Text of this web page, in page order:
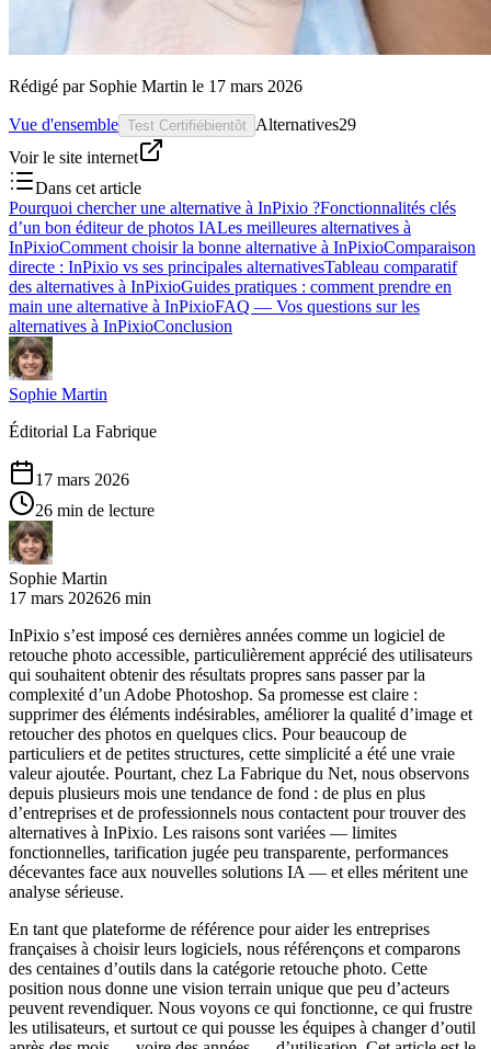
Rédigé par Sophie Martin le 17 mars 2026
Vue d'ensemble Test Certifiébientôt Alternatives29
Voir le site internet
Dans cet article
Pourquoi chercher une alternative à InPixio ?Fonctionnalités clés
d’un bon éditeur de photos IALes meilleures alternatives à
InPixioComment choisir la bonne alternative à InPixioComparaison
directe : InPixio vs ses principales alternativesTableau comparatif
des alternatives à InPixioGuides pratiques : comment prendre en
main une alternative à InPixioFAQ — Vos questions sur les
alternatives à InPixioConclusion
Sophie Martin
Éditorial La Fabrique
17 mars 2026
26 min de lecture
Sophie Martin
17 mars 202626 min
InPixio s’est imposé ces dernières années comme un logiciel de
retouche photo accessible, particulièrement apprécié des utilisateurs
qui souhaitent obtenir des résultats propres sans passer par la
complexité d’un Adobe Photoshop. Sa promesse est claire :
supprimer des éléments indésirables, améliorer la qualité d’image et
retoucher des photos en quelques clics. Pour beaucoup de
particuliers et de petites structures, cette simplicité a été une vraie
valeur ajoutée. Pourtant, chez La Fabrique du Net, nous observons
depuis plusieurs mois une tendance de fond : de plus en plus
d’entreprises et de professionnels nous contactent pour trouver des
alternatives à InPixio. Les raisons sont variées — limites
fonctionnelles, tarification jugée peu transparente, performances
décevantes face aux nouvelles solutions IA — et elles méritent une
analyse sérieuse.
En tant que plateforme de référence pour aider les entreprises
françaises à choisir leurs logiciels, nous référençons et comparons
des centaines d’outils dans la catégorie retouche photo. Cette
position nous donne une vision terrain unique que peu d’acteurs
peuvent revendiquer. Nous voyons ce qui fonctionne, ce qui frustre
les utilisateurs, et surtout ce qui pousse les équipes à changer d’outil